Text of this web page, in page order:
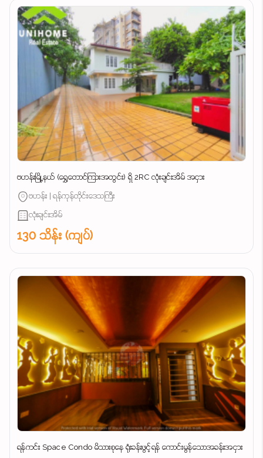
ဗဟန်းမြို့နယ် (ရွှေတောင်ကြားအတွင်း) ရှိ 2RC လုံးချင်းအိမ် အငှား
ဗဟန်း | ရန်ကုန်တိုင်းဒေသကြီး
လုံးချင်းအိမ်
130 သိန်း (ကျပ်)
ရန်ကင်း Space Condo မိသားစုနေ ရုံးခန်းဖွင့်ရန် ကောင်းမွန်သောအခန်းအငှား